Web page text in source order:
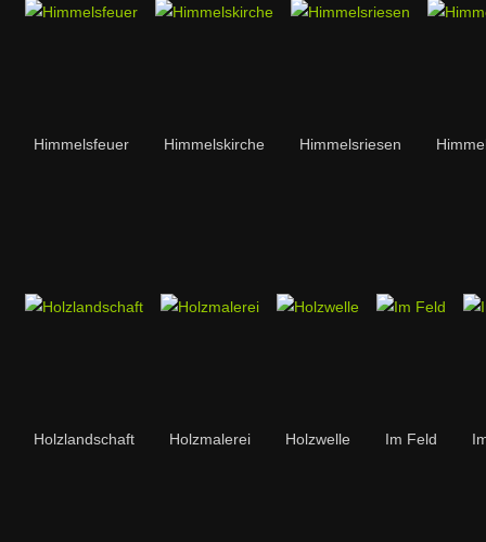
Himmelsfeuer Himmelskirche Himmelsriesen
Holzlandschaft Holzmalerei Holzwelle Im Feld